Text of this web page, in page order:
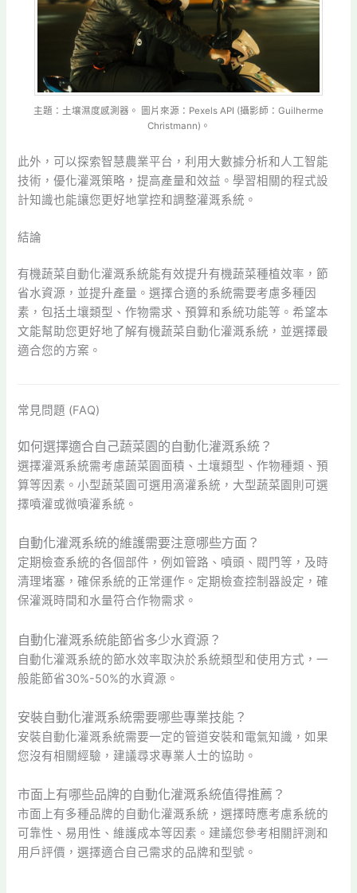
主題：土壤濕度感測器。 圖片來源：Pexels API (攝影師：Guilherme
Christmann)。
此外，可以探索智慧農業平台，利用大數據分析和人工智能
技術，優化灌溉策略，提高產量和效益。學習相關的程式設
計知識也能讓您更好地掌控和調整灌溉系統。
結論
有機蔬菜自動化灌溉系統能有效提升有機蔬菜種植效率，節
省水資源，並提升產量。選擇合適的系統需要考慮多種因
素，包括土壤類型、作物需求、預算和系統功能等。希望本
文能幫助您更好地了解有機蔬菜自動化灌溉系統，並選擇最
適合您的方案。
常見問題 (FAQ)
如何選擇適合自己蔬菜園的自動化灌溉系統？
選擇灌溉系統需考慮蔬菜園面積、土壤類型、作物種類、預
算等因素。小型蔬菜園可選用滴灌系統，大型蔬菜園則可選
擇噴灌或微噴灌系統。
自動化灌溉系統的維護需要注意哪些方面？
定期檢查系統的各個部件，例如管路、噴頭、閥門等，及時
清理堵塞，確保系統的正常運作。定期檢查控制器設定，確
保灌溉時間和水量符合作物需求。
自動化灌溉系統能節省多少水資源？
自動化灌溉系統的節水效率取決於系統類型和使用方式，一
般能節省30%-50%的水資源。
安裝自動化灌溉系統需要哪些專業技能？
安裝自動化灌溉系統需要一定的管道安裝和電氣知識，如果
您沒有相關經驗，建議尋求專業人士的協助。
市面上有哪些品牌的自動化灌溉系統值得推薦？
市面上有多種品牌的自動化灌溉系統，選擇時應考慮系統的
可靠性、易用性、維護成本等因素。建議您參考相關評測和
用戶評價，選擇適合自己需求的品牌和型號。